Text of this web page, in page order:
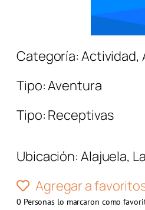
Categoría: Actividad,
Tipo:Aventura
Tipo: Receptivas
Ubicación: Alajuela,
Agregar a
0 Personas lo marcaron como